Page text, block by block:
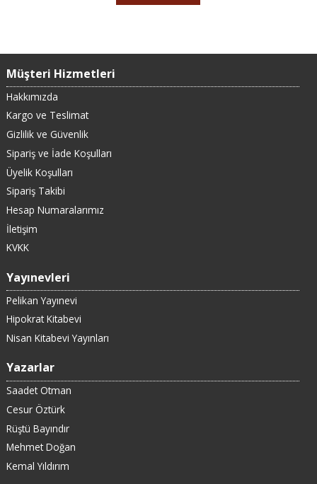
Müşteri Hizmetleri
Hakkımızda
Kargo ve Teslimat
Gizlilik ve Güvenlik
Sipariş ve İade Koşulları
Üyelik Koşulları
Sipariş Takibi
Hesap Numaralarımız
İletişim
KVKK
Yayınevleri
Pelikan Yayınevi
Hipokrat Kitabevi
Nisan Kitabevi Yayınları
Yazarlar
Saadet Otman
Cesur Öztürk
Rüştü Bayındır
Mehmet Doğan
Kemal Yıldırım